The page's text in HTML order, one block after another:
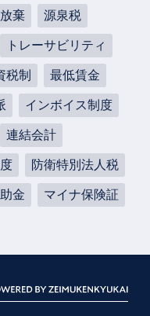
棄 源泉税
トレーサビリティ
税制 最低賃金
インボイス制度
連結会計
防衛特別法人税
金 マイナ保険証